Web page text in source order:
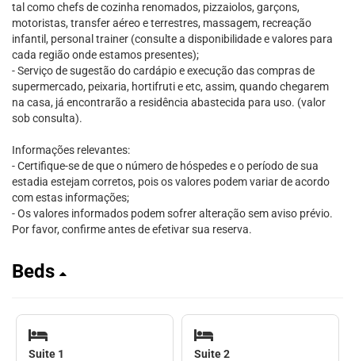
tal como chefs de cozinha renomados, pizzaiolos, garçons,
motoristas, transfer aéreo e terrestres, massagem, recreação
infantil, personal trainer (consulte a disponibilidade e valores para
cada região onde estamos presentes);
- Serviço de sugestão do cardápio e execução das compras de
supermercado, peixaria, hortifruti e etc, assim, quando chegarem
na casa, já encontrarão a residência abastecida para uso. (valor
sob consulta).
Informações relevantes:
- Certifique-se de que o número de hóspedes e o período de sua
estadia estejam corretos, pois os valores podem variar de acordo
com estas informações;
- Os valores informados podem sofrer alteração sem aviso prévio.
Por favor, confirme antes de efetivar sua reserva.
Beds
Suite 1 Suite 2